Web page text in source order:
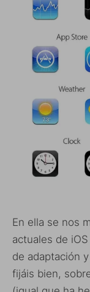
En ella se nos
actuales de
de adaptación
fijáis bien,